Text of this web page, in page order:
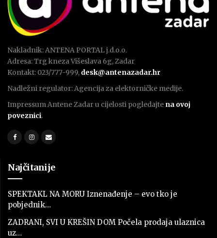
Nakladnik: ANTENA PORTAL j.d.o.o.
Adresa: Trg kneza Višeslava 6g, Zadar
Kontakt: 023/777-999, desk@antenazadar.hr
Nadležni regulator: Agencija za elektorničke medije.
Impressum Antene Zadar u cijelosti pogledajte na ovoj
poveznici.
Najčitanije
SPEKTAKL NA MORU Iznenađenje – evo tko je
pobjednik…
ZADRANI, SVI U KREŠIN DOM Počela prodaja ulaznica
uz…